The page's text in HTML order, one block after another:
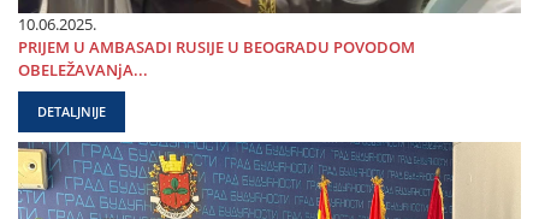
10.06.2025.
PRIЈEM U AMBASADI RUSIЈE U BEOGRADU POVODOM
OBELEŽAVANjA...
DETALJNIJE